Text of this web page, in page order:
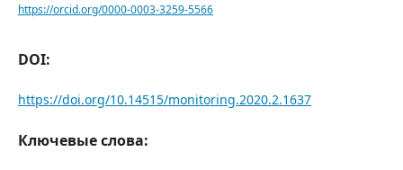
https://orcid.org/0000-0003-3259-5566
DOI:
https://doi.org/10.14515/monitoring.2020.2.1637
Ключевые слова: